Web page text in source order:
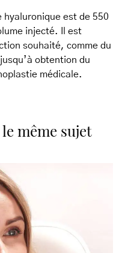
hyaluronique est de 550
injecté. Il est
souhaité, comme du
obtention du
médicale.
même sujet